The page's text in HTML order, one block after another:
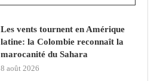
Les vents tournent en Amérique
latine: la Colombie reconnaît la
marocanité du Sahara
8 août 2026